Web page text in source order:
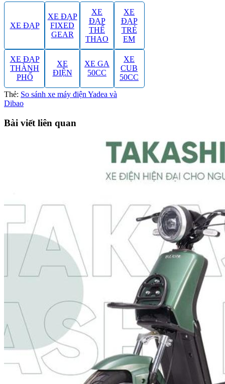
XE ĐẠP
XE ĐẠP
FIXED
GEAR
XE
ĐẠP
THỂ
THAO
XE
ĐẠP
TRẺ
EM
XE ĐẠP
THÀNH
PHỐ
XE
ĐIỆN
XE GA
50CC
XE
CUB
50CC
Thẻ: So sánh xe máy điện Yadea và
Dibao
Bài viết liên quan